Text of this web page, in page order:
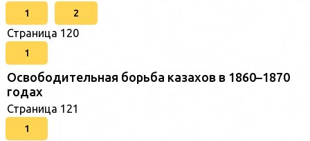
1 2
Страница 120
1
Освободительная борьба казахов в 1860–1870
годах
Страница 121
1